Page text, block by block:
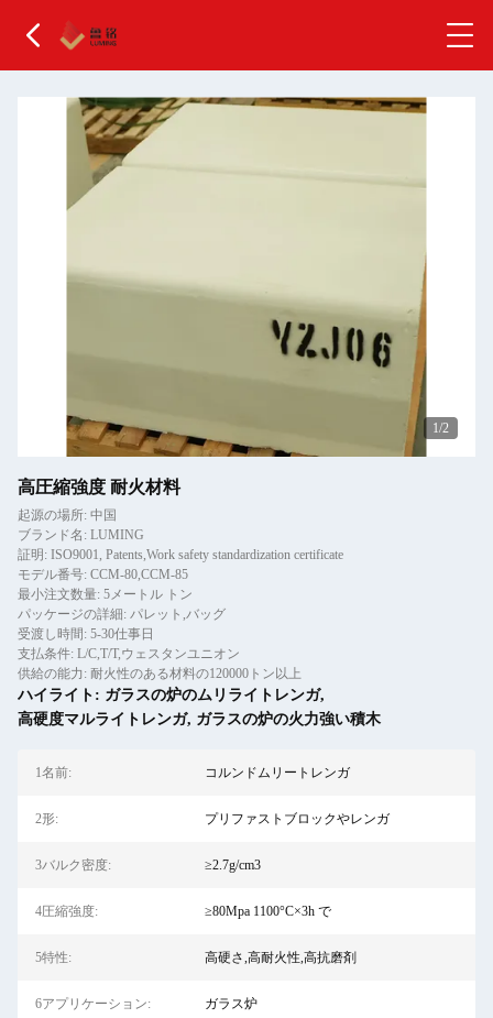
2/2
高圧縮強度 耐火材料
起源の場所: 中国
ブランド名: LUMING
証明: ISO9001, Patents,Work safety standardization certificate
モデル番号: CCM-80,CCM-85
最小注文数量: 5メートル トン
パッケージの詳細: パレット,バッグ
受渡し時間: 5-30仕事日
支払条件: L/C,T/T,ウェスタンユニオン
供給の能力: 耐火性のある材料の120000トン以上
ハイライト: ガラスの炉のムリライトレンガ,
高硬度マルライトレンガ, ガラスの炉の火力強い積木
1名前: コルンドムリートレンガ
2形: プリファストブロックやレンガ
3バルク密度: ≥2.7g/cm3
4圧縮強度: ≥80Mpa 1100°C×3h で
5特性: 高硬さ,高耐火性,高抗磨剤
6アプリケーション: ガラス炉